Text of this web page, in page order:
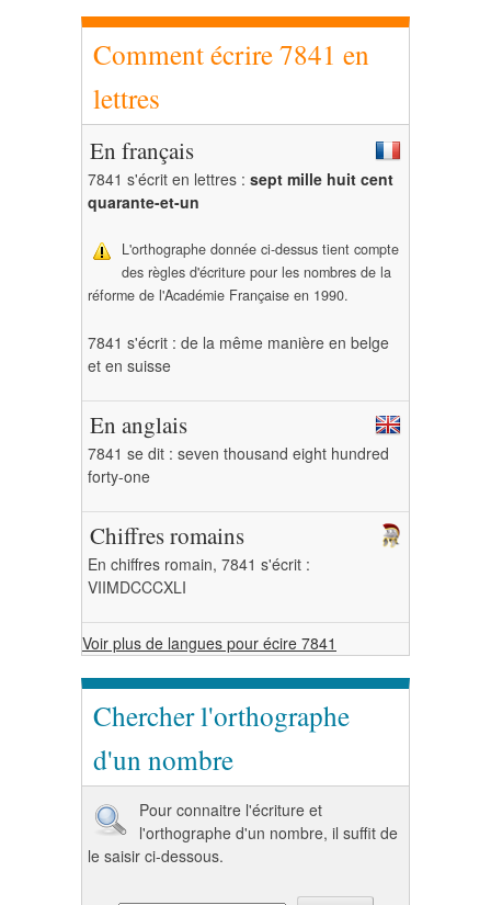
Comment écrire 7841 en
lettres
En français
7841 s'écrit en lettres : sept mille huit cent
quarante-et-un
L'orthographe donnée ci-dessus tient compte
des règles d'écriture pour les nombres de la
réforme de l'Académie Française en 1990.
7841 s'écrit : de la même manière en belge
et en suisse
En anglais
7841 se dit : seven thousand eight hundred
forty-one
Chiffres romains
En chiffres romain, 7841 s'écrit :
VIIMDCCCXLI
Voir plus de langues pour écire 7841
Chercher l'orthographe
d'un nombre
Pour connaitre l'écriture et
l'orthographe d'un nombre, il suffit de
le saisir ci-dessous.